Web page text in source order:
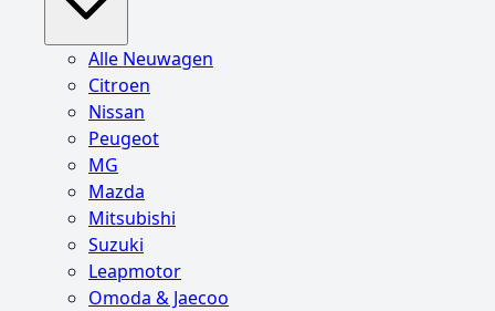
Alle Neuwagen
Citroen
Nissan
Peugeot
MG
Mazda
Mitsubishi
Suzuki
Leapmotor
Omoda & Jaecoo